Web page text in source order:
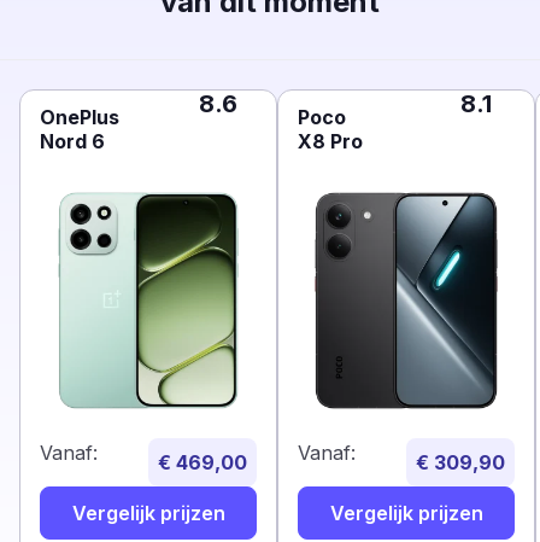
OnePlus
Nord 6
8.6
Vanaf: € 469,00
Vergelijk prijzen
Poco
X8 Pro
8.1
Vanaf: € 309,90
Vergelijk prijzen